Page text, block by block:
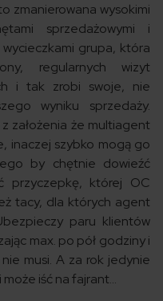
zmanierowana wysokimi
sprzedażowymi i
grupa, która
regularnych wizyt
i tak zrobi swoje, nie
wyniku sprzedaży.
założenia że multiagent
inaczej szybko mogą go
by chętnie dowieźć
przyczepkę, której OC
tacy, dla których agent
paru klientów
max. po pół godziny i
musi. A za rok jedynie
iść na fajrant…